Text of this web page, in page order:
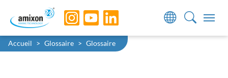
Skip to main navigation
Skip to main content
Skip to page footer
You are here:
Accueil Glossaire Glossaire